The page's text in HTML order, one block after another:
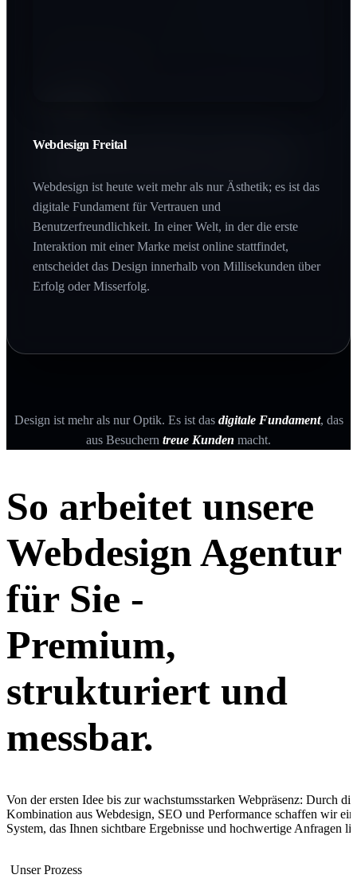
Webdesign Freital
Webdesign ist heute weit mehr als nur Ästhetik; es ist das
digitale Fundament für Vertrauen und
Benutzerfreundlichkeit. In einer Welt, in der die erste
Interaktion mit einer Marke meist online stattfindet,
entscheidet das Design innerhalb von Millisekunden über
Erfolg oder Misserfolg.
Wer bei Google nicht gefunden wird, existiert für den
Zielgruppe genau im Moment des Interesses abholt.
Qualität, die man buchstäblich in den Händen halten
Design ist mehr als nur Optik. Es ist das digitale Fundament, das
aus Besuchern treue Kunden macht.
So arbeitet unsere
Webdesign Agentur
für Sie -
Premium,
strukturiert und
messbar.
Von der ersten Idee bis zur wachstumsstarken Webpräsenz: Durch die
Kombination aus Webdesign, SEO und Performance schaffen wir ein
System, das Ihnen sichtbare Ergebnisse und hochwertige Anfragen
Unser Prozess